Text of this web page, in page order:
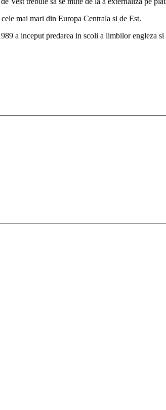
mai mari din Europa Centrala si de Est.
a inceput predarea in scoli a limbilor engleza